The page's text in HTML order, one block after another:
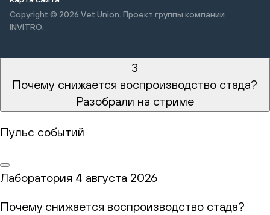
Copyright © 2026 Vet Union. Проект группы компании
INVITRO.
3
Почему снижается воспроизводство стада?
Разобрали на стриме
Пульс событий
Лаборатория 4 августа 2026
Почему снижается воспроизводство стада?